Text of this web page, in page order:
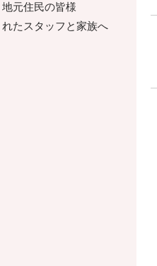
元住民の皆様
たスタッフと家族へ